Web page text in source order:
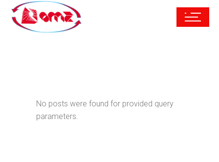
No posts were found for provided query
parameters.